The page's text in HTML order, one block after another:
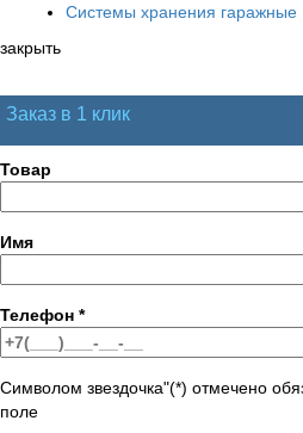
Системы хранения гаражные
закрыть
Заказ в 1 клик
Товар
Имя
Телефон *
Символом звездочка"(*) отмечено
поле